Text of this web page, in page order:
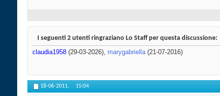
I seguenti 2 utenti ringraziano Lo Staff per questa discussione:
claudia1958 (29-03-2026), marygabriella(21-07-2016)
18-06-2011, 15:04